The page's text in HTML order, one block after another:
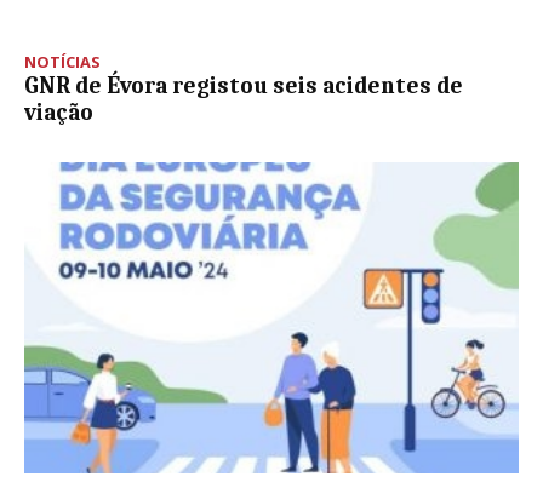
NOTÍCIAS
GNR de Évora registou seis acidentes de
viação